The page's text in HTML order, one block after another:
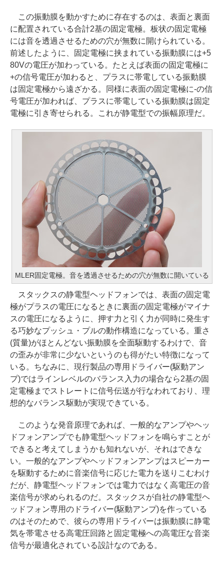
この振動膜を動かすために存在するのは、表面と裏面
に配置されている合計2基の固定電極。板状の固定電極
には音を透過させるための穴が無数に開けられている。
前述したように、固定電極に挟まれている振動膜には+5
80Vの電圧が加わっている。たとえば表面の固定電極に
+の信号電圧が加わると、プラスに帯電している振動膜
は固定電極から遠ざかる。同様に表面の固定電極に-の信
号電圧が加われば、プラスに帯電している振動膜は固定
電極に引き寄せられる。これが静電型での振幅原理だ。
MLER固定電極。音を透過させるための穴が無数に開いている
スタックスの静電型ヘッドフォンでは、表面の固定電
極がプラスの電圧になるときに裏面の固定電極がマイナ
スの電圧になるように、押す力と引く力が同時に発生す
る巧妙なプッシュ・プルの動作構造になっている。重さ
(質量)がほとんどない振動膜を全面駆動するわけで、音
の歪みが非常に少ないというのも得がたい特徴になって
いる。ちなみに、現行製品の専用ドライバー(駆動アン
プ)ではラインレベルのバランス入力の場合なら2基の固
定電極までストレートに信号伝送が行なわれており、理
想的なバランス駆動が実現できている。
このような発音原理であれば、一般的なアンプやヘッ
ドフォンアンプでも静電型ヘッドフォンを鳴らすことが
できると考えてしまうかも知れないが、それはできな
い。一般的なアンプやヘッドフォンアンプはスピーカー
を駆動するために音楽信号に応じた電力を送りこむわけ
だが、静電型ヘッドフォンでは電力ではなく高電圧の音
楽信号が求められるのだ。スタックスが自社の静電型ヘ
ッドフォン専用のドライバー(駆動アンプ)を作っている
のはそのためで、彼らの専用ドライバーは振動膜に静電
気を帯電させる高電圧回路と固定電極への高電圧な音楽
信号が最適化されている設計なのである。